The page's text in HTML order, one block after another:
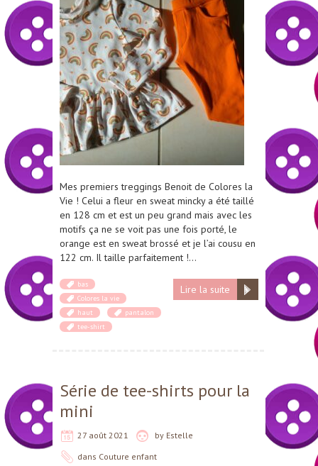
Mes premiers treggings Benoit de Colores la
Vie ! Celui a fleur en sweat mincky a été taillé
en 128 cm et est un peu grand mais avec les
motifs ça ne se voit pas une fois porté, le
orange est en sweat brossé et je l’ai cousu en
122 cm. Il taille parfaitement !…
Lire la suite
bas
Colores la vie
haut
pantalon
tee-shirt
Série de tee-shirts pour la
mini
27 août 2021 by Estelle
dans Couture enfant